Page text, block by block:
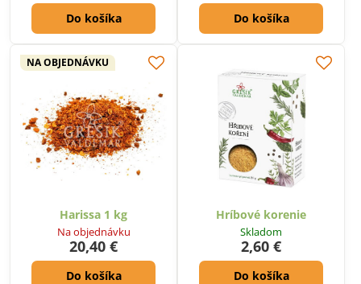
Do košíka Do košíka
NA OBJEDNÁVKU
Harissa 1 kg
Na objednávku
20,40 €
Do košíka
Hríbové korenie
Skladom
2,60 €
Do košíka